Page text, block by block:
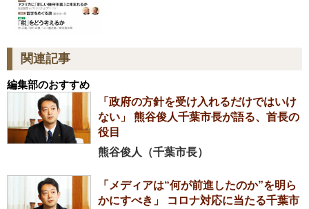
関連記事
編集部のおすすめ
「政府の方針を受け入れるだけではいけ
ない」 熊谷俊人千葉市長が語る、首長の
役目
熊谷俊人（千葉市長）
「メディアは“何が前進したのか”を明ら
かにすべき」 コロナ対応に当たる千葉市